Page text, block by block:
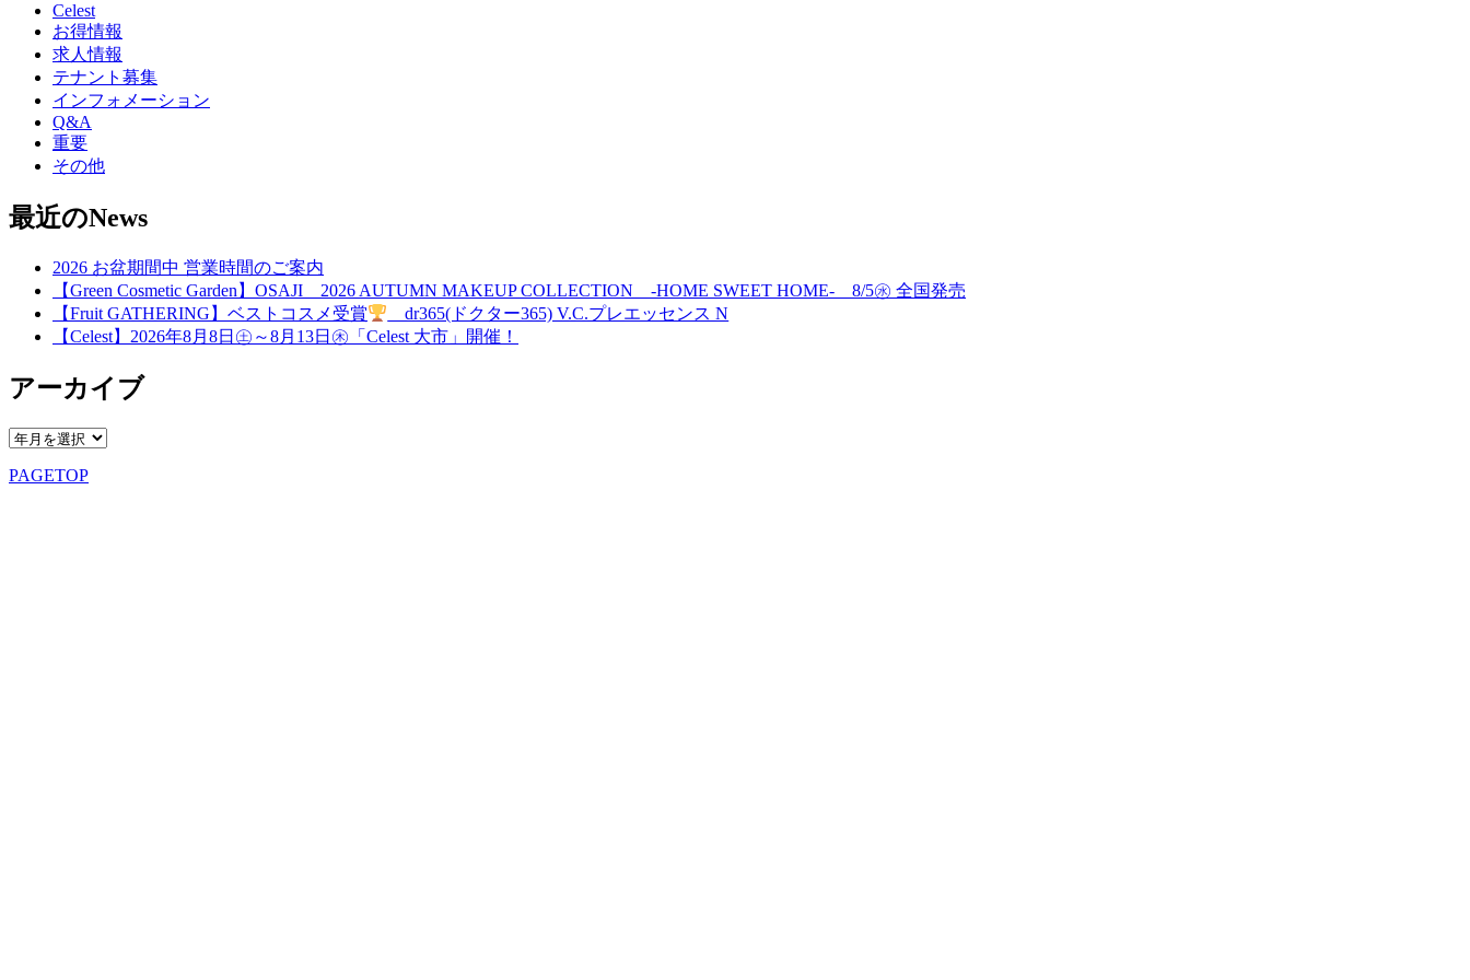
Celest
お得情報
求人情報
テナント募集
インフォメーション
Q&A
重要
その他
最近のNews
2026 お盆期間中 営業時間のご案内
【Green Cosmetic Garden】OSAJI 2026 AUTUMN MAKEUP COLLECTION -HOME SWEET HOME- 8/5㊌ 全国発売
【Fruit GATHERING】ベストコスメ受賞
dr365(ドクター365) V.C.プレエッセンス N
【Celest】2026年8月8日㊏～8月13日㊍「Celest 大市」開催！
アーカイブ
PAGETOP